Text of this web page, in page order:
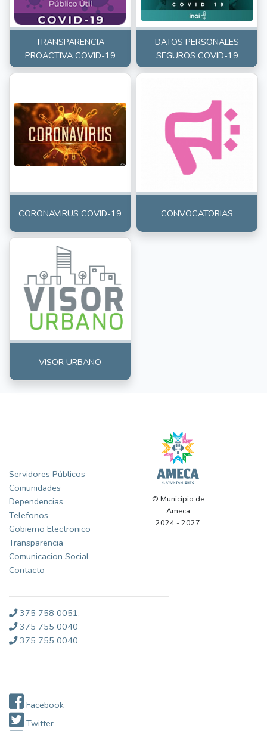
TRANSPARENCIA
PROACTIVA COVID-19
DATOS PERSONALES
SEGUROS COVID-19
CORONAVIRUS COVID-19 CONVOCATORIAS
VISOR URBANO
Servidores Públicos
Comunidades
Dependencias
Telefonos
Gobierno Electronico
Transparencia
Comunicacion Social
Contacto
© Municipio de
Ameca
2024 - 2027
375 758 0051,
375 755 0040
375 755 0040
Facebook
Twitter